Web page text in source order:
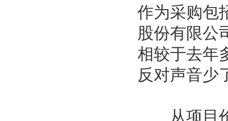
作为采购包
股份有限公
相较于去年
反对声音少
从项目价